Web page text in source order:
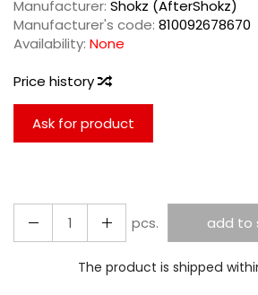
Manufacturer: Shokz (AfterShokz)
Manufacturer's code: 810092678670
Availability: None
Price history
Ask for product
pcs. add to
The product is shipped